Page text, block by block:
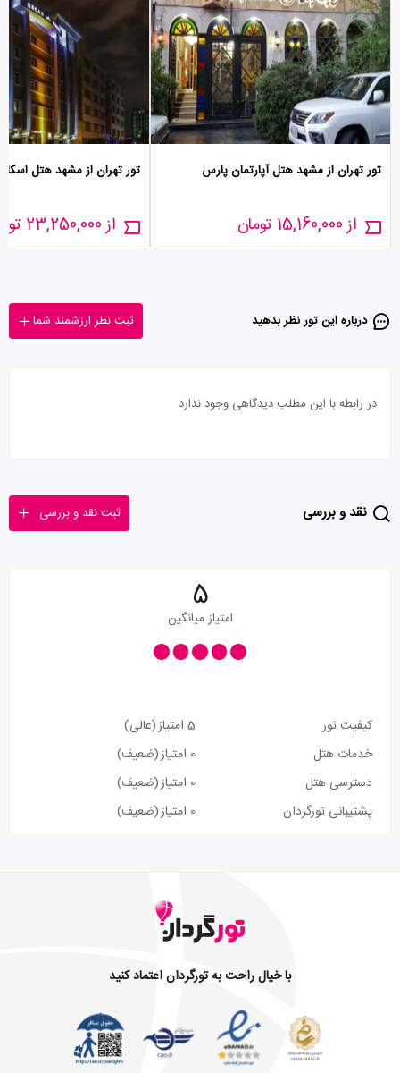
تور تهران از مشهد هتل آپارتمان پارس
از 15,160,000 تومان
تور تهران از مشهد هتل
از 23,250,000 تومان
درباره این تور‌ نظر بدهید ثبت نظر ارزشمند شما
در رابطه با این مطلب دیدگاهی وجود ندارد
نقد و بررسی ثبت نقد و بررسی
5
امتیاز میانگین
کیفیت تور 5 امتیاز
(عالی)
خدمات هتل
0 امتیاز
(ضعیف)
دسترسی هتل
0 امتیاز
(ضعیف)
پشتیبانی تورگردان
0 امتیاز (ضعیف)
با خیال راحت به تورگردان اعتماد کنید